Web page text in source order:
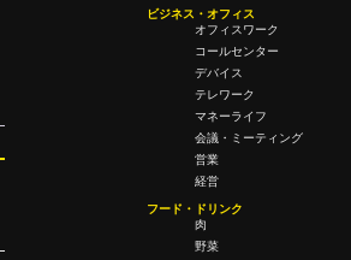
ビジネス・オフィス
オフィスワーク
コールセンター
デバイス
テレワーク
マネーライフ
会議・ミーティング
営業
経営
フード・ドリンク
肉
野菜